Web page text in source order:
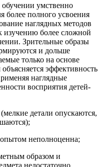
умственно
более полного усвоения
наглядных методов
изучению более сложной
Зрительные образы
и дольше
только на основе
эффективность
наглядные
восприятия детей-
детали опускаются,
неполноценна;
образом и
недостаточно